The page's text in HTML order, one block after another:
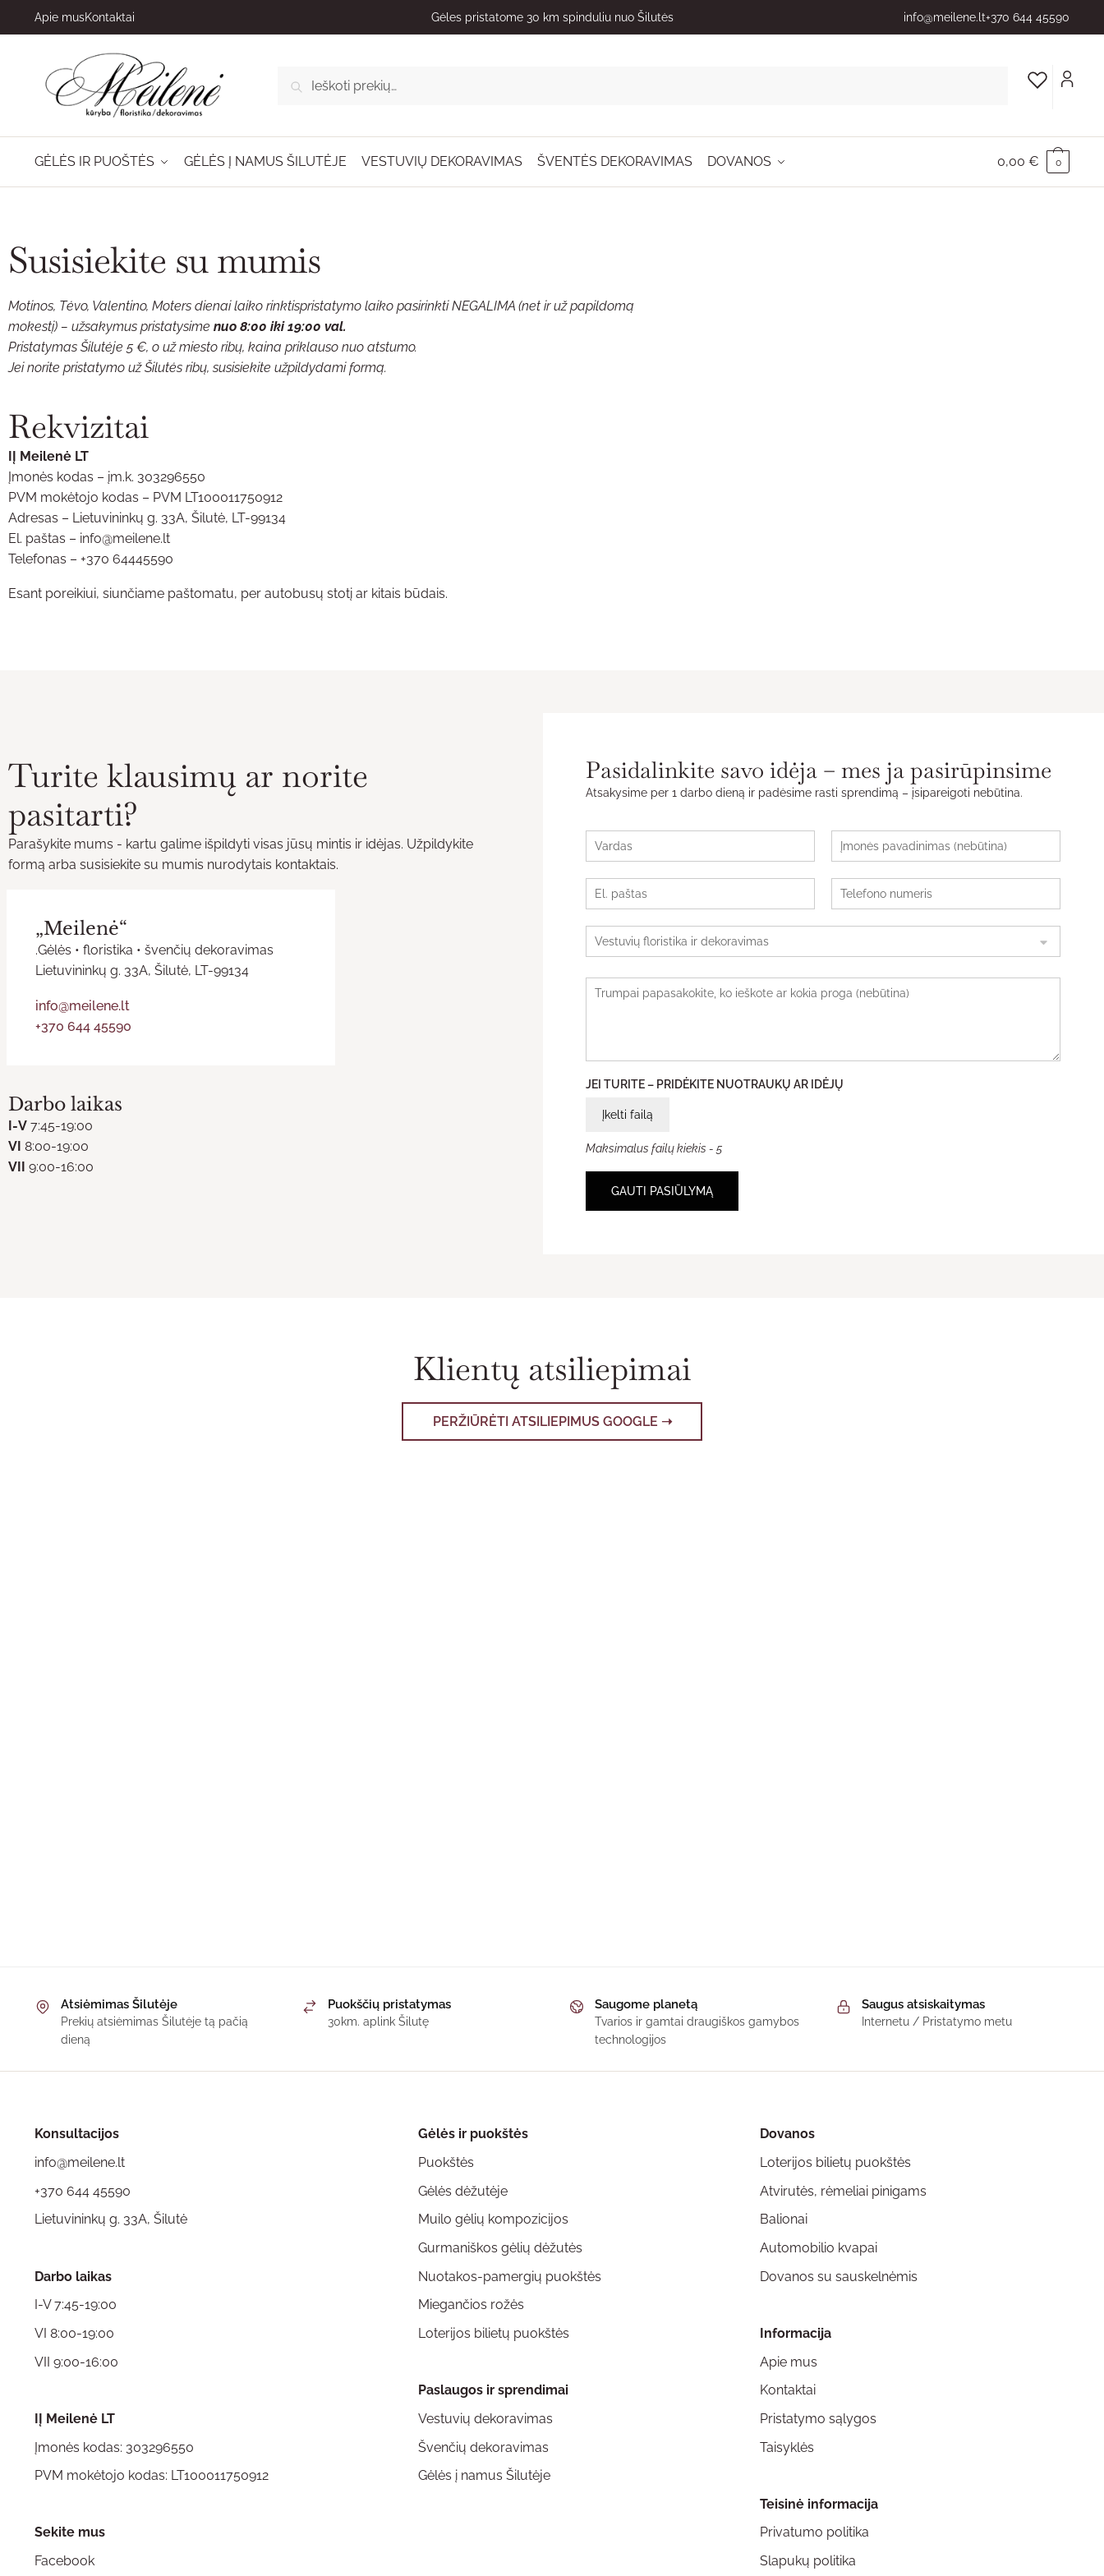
Apie musKontaktai Dovanas visoje Lietuvoje pristato kurjeris info@meilene.lt+370 644 45590
IEŠKOTI
GĖLĖS IR PUOŠTĖS GĖLĖS Į NAMUS ŠILUTĖJE VESTUVIŲ DEKORAVIMAS ŠVENTĖS DEKORAVIMAS DOVANOS 0,00€ 0
Susisiekite su mumis
Motinos, Tėvo, Valentino, Moters dienai laiko rinktispristatymo laiko pasirinkti NEGALIMA (net ir už papildomą
mokestį) – užsakymus pristatysime nuo 8:00 iki 19:00 val.
Pristatymas Šilutėje 5 €, o už miesto ribų, kaina priklauso nuo atstumo.
Jei norite pristatymo už Šilutės ribų, susisiekite užpildydami formą.
Rekvizitai
IĮ Meilenė LT
Įmonės kodas – įm.k. 303296550
PVM mokėtojo kodas – PVM LT100011750912
Adresas – Lietuvininkų g. 33A, Šilutė, LT-99134
El. paštas – info@meilene.lt
Telefonas – +370 64445590
Esant poreikiui, siunčiame paštomatu, per autobusų stotį ar kitais būdais.
Turite klausimų ar norite
pasitarti?
Parašykite mums - kartu galime išpildyti visas jūsų mintis ir idėjas. Užpildykite
formą arba susisiekite su mumis nurodytais kontaktais.
„Meilenė“
.Gėlės • floristika • švenčių dekoravimas
Lietuvininkų g. 33A, Šilutė, LT-99134
info@meilene.lt
+370 644 45590
Darbo laikas
I-V 7:45-19:00
VI 8:00-19:00
VII 9:00-16:00
Pasidalinkite savo idėja – mes ja pasirūpinsime
Atsakysime per 1 darbo dieną ir padėsime rasti sprendimą – įsipareigoti nebūtina.
JEI TURITE – PRIDĖKITE NUOTRAUKŲ AR IDĖJŲ
Įkelti failą
Maksimalus failų kiekis - 5
GAUTI PASIŪLYMĄ
Klientų atsiliepimai
PERŽIŪRĖTI ATSILIEPIMUS GOOGLE ➝
Atsiėmimas Šilutėje
Prekių atsiėmimas Šilutėje tą pačią
dieną
Puokščių pristatymas
30km. aplink Šilutę
Saugome planetą
Tvarios ir gamtai draugiškos gamybos
technologijos
Saugus atsiskaitymas
Internetu / Pristatymo metu
Konsultacijos
info@meilene.lt
+370 644 45590
Lietuvininkų g. 33A, Šilutė
Darbo laikas
I-V 7:45-19:00
VI 8:00-19:00
VII 9:00-16:00
IĮ Meilenė LT
Įmonės kodas: 303296550
PVM mokėtojo kodas: LT100011750912
Sekite mus
Facebook
Gėlės ir puokštės
Puokštės
Gėlės dėžutėje
Muilo gėlių kompozicijos
Gurmaniškos gėlių dėžutės
Nuotakos-pamergių puokštės
Miegančios rožės
Loterijos bilietų puokštės
Paslaugos ir sprendimai
Vestuvių dekoravimas
Švenčių dekoravimas
Gėlės į namus Šilutėje
Dovanos
Loterijos bilietų puokštės
Atvirutės, rėmeliai pinigams
Balionai
Automobilio kvapai
Dovanos su sauskelnėmis
Informacija
Apie mus
Kontaktai
Pristatymo sąlygos
Taisyklės
Teisinė informacija
Privatumo politika
Slapukų politika